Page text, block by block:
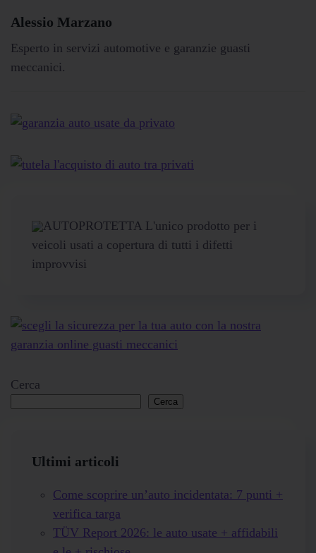
Alessio Marzano
Esperto in servizi automotive e garanzie guasti
meccanici.
AUTOPROTETTA L'unico prodotto per i
veicoli usati a copertura di tutti i difetti
improvvisi
Cerca
Cerca
Ultimi articoli
Come scoprire un’auto incidentata: 7 punti +
verifica targa
TÜV Report 2026: le auto usate + affidabili